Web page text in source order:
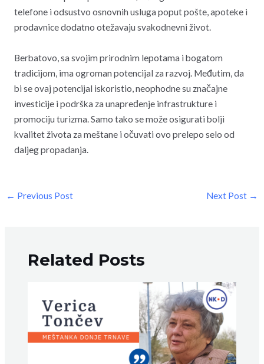
telefone i odsustvo osnovnih usluga poput pošte, apoteke i
prodavnice dodatno otežavaju svakodnevni život.
Berbatovo, sa svojim prirodnim lepotama i bogatom
tradicijom, ima ogroman potencijal za razvoj. Međutim, da
bi se ovaj potencijal iskoristio, neophodne su značajne
investicije i podrška za unapređenje infrastrukture i
promociju turizma. Samo tako se može osigurati bolji
kvalitet života za meštane i očuvati ovo prelepo selo od
daljeg propadanja.
← Previous Post Next Post →
Related Posts